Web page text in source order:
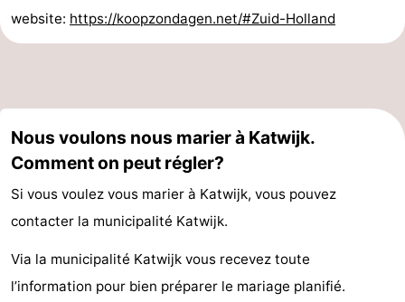
website: https://koopzondagen.net/#Zuid-Holland
Nous voulons nous marier à Katwijk.
Comment on peut régler?
Si vous voulez vous marier à Katwijk, vous pouvez
contacter la municipalité Katwijk.
Via la municipalité Katwijk vous recevez toute
l’information pour bien préparer le mariage planifié.